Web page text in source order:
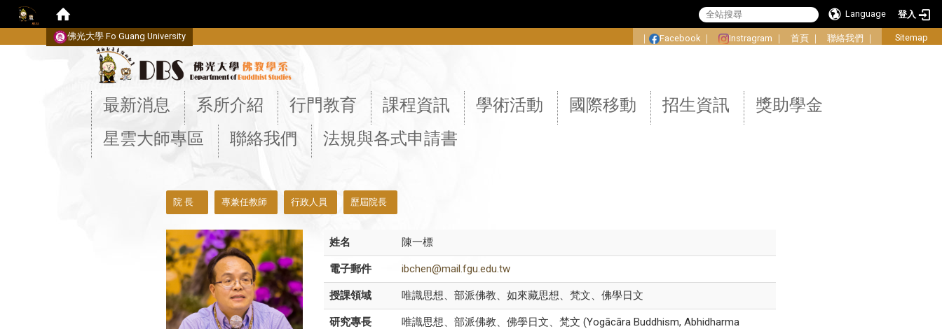
Language
登入
佛光大學 Fo Guang University ｜ Facebook ｜ Instragram ｜ 首頁 ｜ 聯絡我們 ｜ Sitemap
最新消息 系所介紹 行門教育 課程資訊 學術活動 國際移動 招生資訊
獎助學金
星雲大師專區
聯絡我們 法規與各式申請書
院 長 專兼任教師 行政人員 歷屆院長
姓名 陳一標
電子郵件 ibchen@mail.fgu.edu.tw
授課領域 唯識思想、部派佛教、如來藏思想、梵文、佛學日文
研究專長
唯識思想、部派佛教、佛學日文、梵文 (Yogācāra Buddhism, Abhidharma